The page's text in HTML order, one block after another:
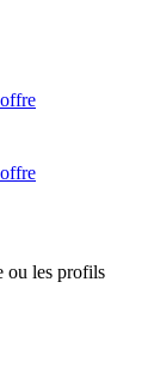
ou les profils